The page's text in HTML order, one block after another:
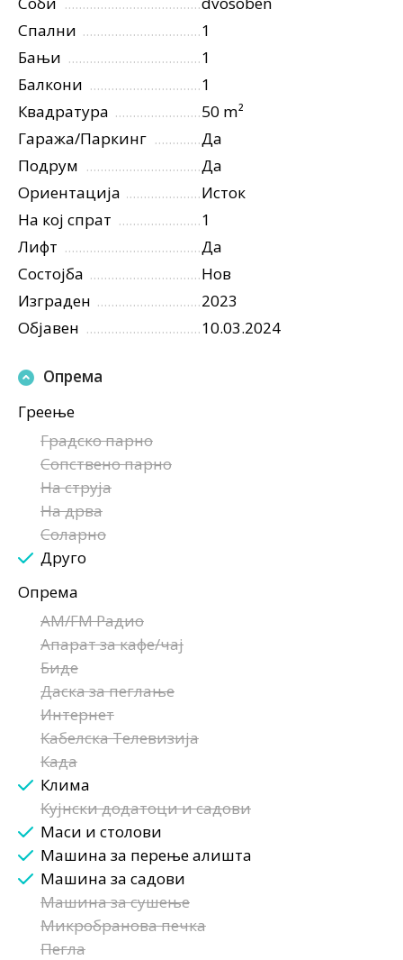
Спални
1
Бањи
1
Балкони
1
Квадратура
50 m²
Гаража/Паркинг
Да
Подрум
Да
Ориентација
Исток
На кој спрат
1
Лифт
Да
Состојба
Нов
Изграден
2023
Објавен
10.03.2024
Опрема
Греење
Градско парно
Сопствено парно
На струја
На дрва
Соларно
Друго
Опрема
AM/FM Радио
Апарат за кафе/чај
Биде
Даска за пеглање
Интернет
Кабелска Телевизија
Када
Клима
Кујнски додатоци и садови
Маси и столови
Машина за перење алишта
Машина за садови
Машина за сушење
Микробранова печка
Пегла